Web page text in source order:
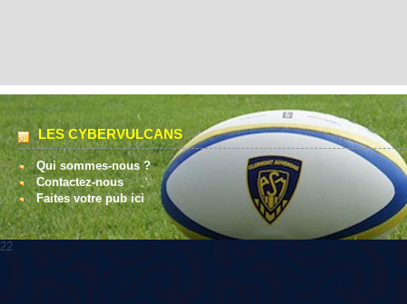
LES CYBERVULCANS
Qui sommes-nous ?
Contactez-nous
Faites votre pub ici
22